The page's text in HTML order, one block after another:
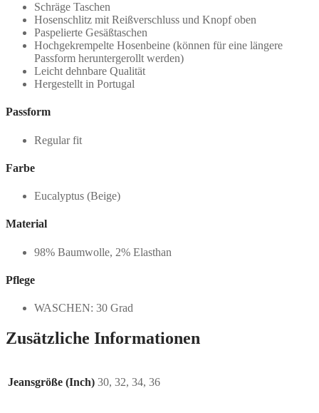
Schräge Taschen
Hosenschlitz mit Reißverschluss und Knopf oben
Paspelierte Gesäßtaschen
Hochgekrempelte Hosenbeine (können für eine längere
Passform heruntergerollt werden)
Leicht dehnbare Qualität
Hergestellt in Portugal
Passform
Regular fit
Farbe
Eucalyptus (Beige)
Material
98% Baumwolle, 2% Elasthan
Pflege
WASCHEN: 30 Grad
Zusätzliche Informationen
Jeansgröße (Inch) 30, 32, 34, 36